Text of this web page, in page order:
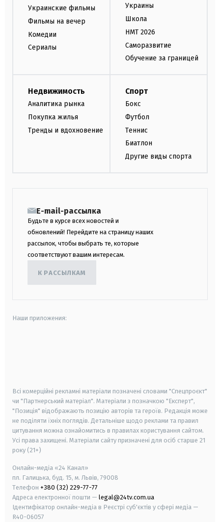
Украинские фильмы
Фильмы на вечер
Комедии
Сериалы
Украины
Школа
НМТ 2026
Саморазвитие
Обучение за границей
Недвижимость
Аналитика рынка
Покупка жилья
Тренды и вдохновение
Спорт
Бокс
Футбол
Теннис
Биатлон
Другие виды спорта
E-mail-рассылка
Будьте в курсе всех новостей и
обновлений! Перейдите на страницу наших
рассылок, чтобы выбрать те, которые
соответствуют вашим интересам.
К РАССЫЛКАМ
Наши приложения:
Всі комерційні рекламні матеріали позначені словами "Спецпроєкт"
чи "Партнерський матеріал". Матеріали з позначкою "Експерт",
"Позиція" відображають позицію авторів та героїв. Редакція може
не поділяти їхніх поглядів. Детальніше щодо реклами та правил
цитування можна ознайомитись в правилах користування сайтом.
Усі права захищені. Матеріали сайту призначені для осіб старше 21
року (21+)
Онлайн-медіа «24 Канал»
пл. Галицька, буд. 15, м. Львів, 79008
Телефон +380 (32) 229-77-77
Адреса електронної пошти — legal@24tv.com.ua
Ідентифікатор онлайн-медіа в Реєстрі суб'єктів у сфері медіа —
R40-06057